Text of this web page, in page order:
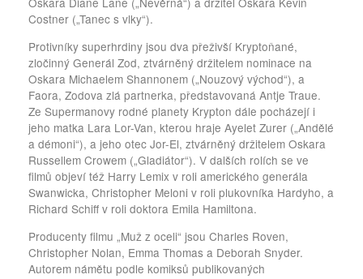
Costner („Tanec s vlky“).
Protivníky superhrdiny jsou dva přeživší Kryptoňané,
zločinný Generál Zod, ztvárněný držitelem nominace na
Oskara Michaelem Shannonem („Nouzový východ“), a
Faora, Zodova zlá partnerka, představovaná Antje Traue.
Ze Supermanovy rodné planety Krypton dále pocházejí i
jeho matka Lara Lor-Van, kterou hraje Ayelet Zurer („Andělé
a démoni“), a jeho otec Jor-El, ztvárněný držitelem Oskara
Russellem Crowem („Gladiátor“). V dalších rolích se ve
filmů objeví též Harry Lemix v roli amerického generála
Swanwicka, Christopher Meloni v roli plukovníka Hardyho, a
Richard Schiff v roli doktora Emila Hamiltona.
Producenty filmu „Muž z oceli“ jsou Charles Roven,
Christopher Nolan, Emma Thomas a Deborah Snyder.
Autorem námětu podle komiksů publikovaných